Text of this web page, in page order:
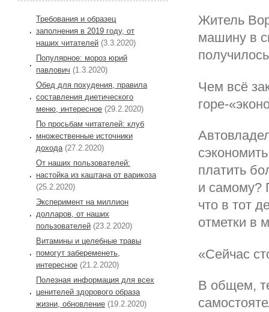
Житель
машину в
Чем всё
горе-
платить
и самому?
что в тот
отметки в
«Сейчас
В общем,
Требования и образец
заполнения в 2019 году, от
наших читателей (3.3.2020)
Популярное: мороз юрий
павлович (1.3.2020)
Обед для похудения, правила
составления диетического
меню, интересное (29.2.2020)
По просьбам читателей: клуб
множественные источники
дохода (27.2.2020)
От наших пользователей:
настойка из каштана от варикоза
(25.2.2020)
Эксперимент на миллион
долларов, от наших
пользователей (23.2.2020)
Витамины и целебные травы
помогут забеременеть,
интересное (21.2.2020)
Полезная информация для всех
ценителей здорового образа
жизни, обновление (19.2.2020)